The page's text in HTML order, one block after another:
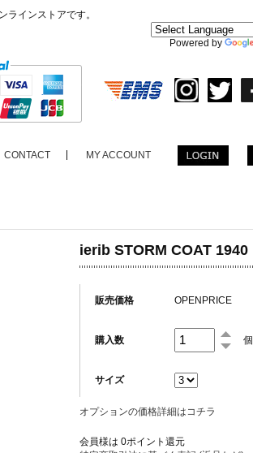
インストアです。
Powered by
CONTACT MY ACCOUNT
ierib STORM COAT 1940
販売価格 OPENPRICE
購入数 個
サイズ
オプションの価格詳細はコチラ
会員様は 0ポイント還元